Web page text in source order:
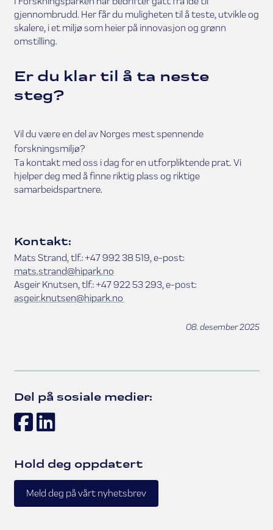
gjennombrudd. Her får du muligheten til å teste, utvikle og
skalere, i et miljø som heier på innovasjon og grønn
omstilling.
Er du klar til å ta neste
steg?
Vil du være en del av Norges mest spennende
forskningsmiljø?
Ta kontakt med oss i dag for en utforpliktende prat. Vi
hjelper deg med å finne riktig plass og riktige
samarbeidspartnere.
Kontakt:
Mats Strand, tlf.: +47 992 38 519, e-post:
mats.strand@hipark.no
Asgeir Knutsen, tlf.: +47 922 53 293, e-post:
asgeir.knutsen@hipark.no
08. desember 2025
Del på sosiale medier:
Facebook
LinkedIn
Hold deg oppdatert
Meld deg på vårt nyhetsbrev